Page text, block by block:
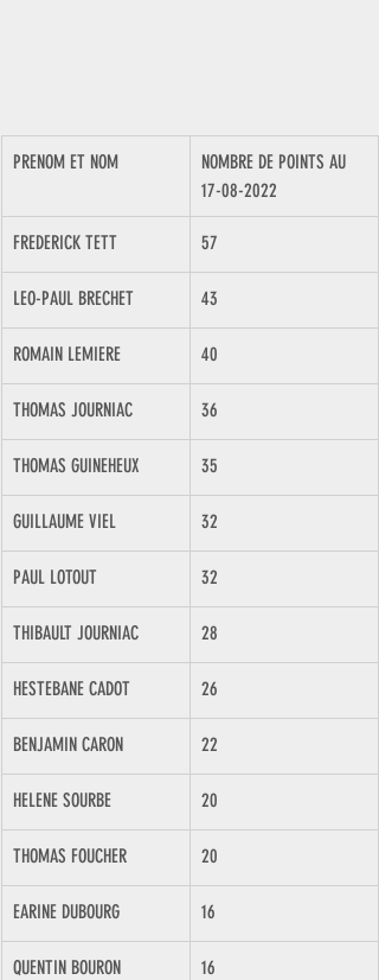
PRENOM ET NOM
​NOMBRE DE POINTS AU
17-08-2022
FREDERICK TETT 57
LEO-PAUL BRECHET 43
ROMAIN LEMIERE 40
THOMAS JOURNIAC 36
THOMAS GUINEHEUX 35
GUILLAUME VIEL 32
PAUL LOTOUT 32
THIBAULT JOURNIAC 28
HESTEBANE CADOT 26
BENJAMIN CARON 22
HELENE SOURBE 20
THOMAS FOUCHER 20
EARINE DUBOURG 16
QUENTIN BOURON 16